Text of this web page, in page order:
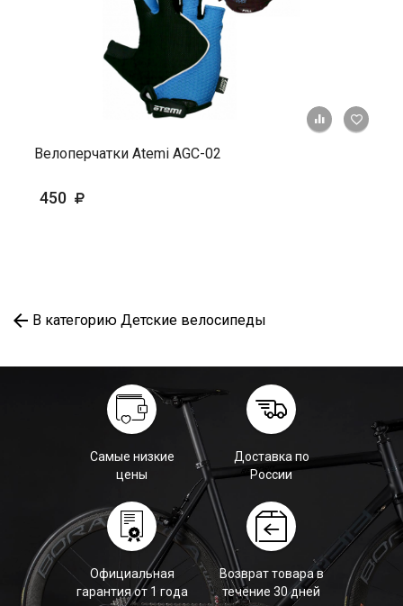
+ К
Велоперчатки Atemi AGC-02
450
В категорию Детские велосипеды
Самые низкие
цены
Доставка по
России
Официальная
гарантия от 1 года
Возврат товара в
течение 30 дней